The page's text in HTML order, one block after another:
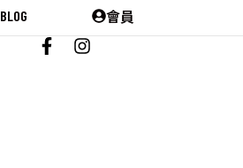
BLOG 會員